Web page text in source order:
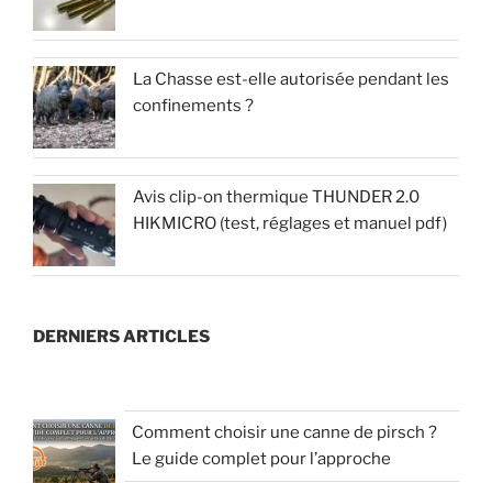
La Chasse est-elle autorisée pendant les
confinements ?
Avis clip-on thermique THUNDER 2.0
HIKMICRO (test, réglages et manuel pdf)
DERNIERS ARTICLES
Comment choisir une canne de pirsch ?
Le guide complet pour l’approche